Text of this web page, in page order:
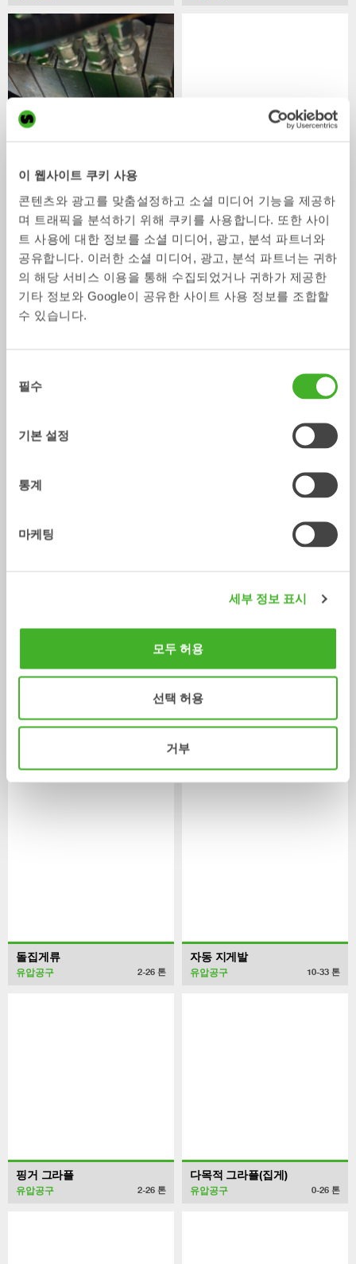
이 웹사이트 쿠키 사용
콘텐츠와 광고를 맞춤설정하고 소셜 미디어 기능을 제공하
며 트래픽을 분석하기 위해 쿠키를 사용합니다. 또한 사이
트 사용에 대한 정보를 소셜 미디어, 광고, 분석 파트너와
공유합니다. 이러한 소셜 미디어, 광고, 분석 파트너는 귀하
의 해당 서비스 이용을 통해 수집되었거나 귀하가 제공한
기타 정보와 Google이 공유한 사이트 사용 정보를 조합할
수 있습니다.
필수
기본 설정
통계
마케팅
세부 정보 표시
모두 허용
선택 허용
거부
중앙 윤활
액세서리
GEOfit
액세서리
어댑터/ HYUNDAI HX130LCR
어댑터 3-70 톤
5-33톤 어댑터
/ HYUNDAI HX130LCR
돌집게류
유압공구 2-26 톤
자동 지게발
유압공구 10-33 톤
핑거 그라플
유압공구 2-26 톤
다목적 그라플(집게)
유압공구 0-26 톤